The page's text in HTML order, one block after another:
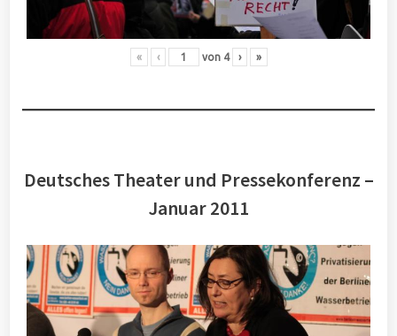
« ‹ von 4 › »
Deutsches Theater und Pressekonferenz –
Januar 2011